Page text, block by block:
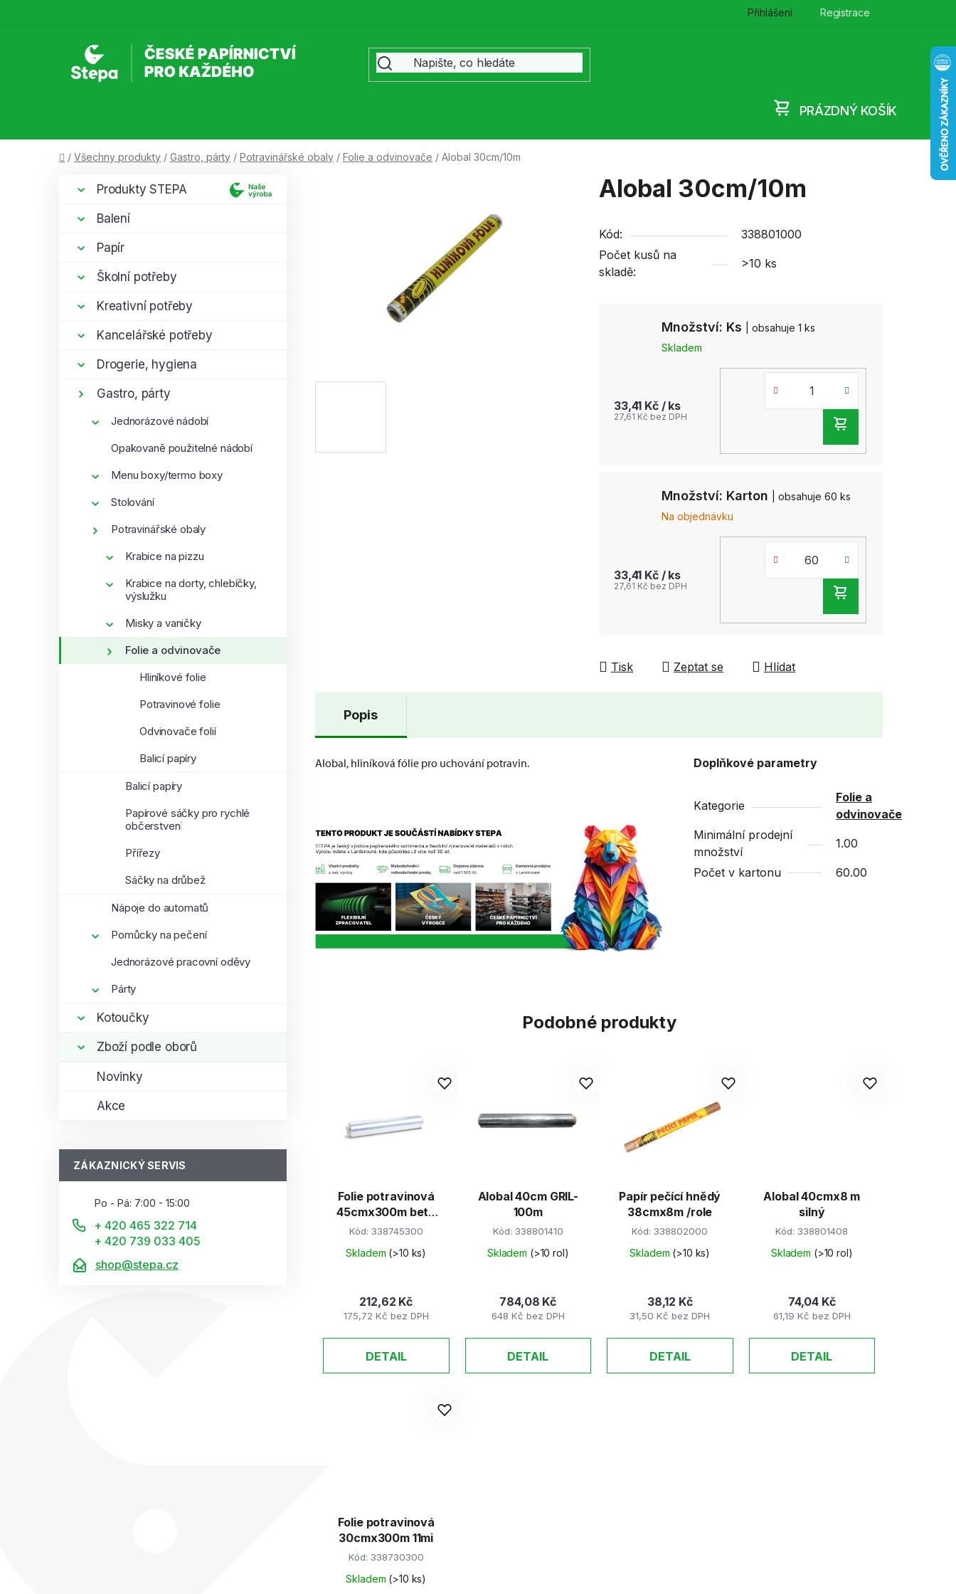
Přihlášení Registrace
PRÁZDNÝ KOŠÍK
Domů
/ Všechny produkty / Gastro, párty / Potravinářské obaly / Folie a odvinovače / Alobal 30cm/10m
Přeskočit
kategorie
Produkty STEPA
Balení
Papír
Školní potřeby
Kreativní potřeby
Kancelářské potřeby
Drogerie, hygiena
Gastro, párty
Jednorázové nádobí
Opakovaně použitelné nádobí
Menu boxy/termo boxy
Stolování
Potravinářské obaly
Krabice na pizzu
Krabice na dorty, chlebíčky,
výslužku
Misky a vaničky
Folie a odvinovače
Hliníkové folie
Potravinové folie
Odvinovače folií
Balicí papíry
Balicí papíry
Papírové sáčky pro rychlé
občerstvení
Přířezy
Sáčky na drůbež
Nápoje do automatů
Pomůcky na pečení
Jednorázové pracovní oděvy
Párty
Kotoučky
Zboží podle oborů
Novinky
Akce
ZÁKAZNICKÝ SERVIS
Po - Pá: 7:00 - 15:00
+ 420 465 322 714
+ 420 739 033 405
shop@stepa.cz
Alobal 30cm/10m
Množství: Ks
| obsahuje 1 ks
Skladem
33,41 Kč / ks
27,61 Kč bez DPH
KOŠÍKU
Množství: Karton
| obsahuje 60 ks
Na objednávku
33,41 Kč / ks
27,61 Kč bez DPH
KOŠÍKU
Kód:
338801000
Počet kusů na
skladě:
>10 ks
Tisk Zeptat se Hlídat
Popis
Alobal, hliníková fólie pro uchování potravin. Doplňkové parametry
Kategorie
Folie a
odvinovače
Minimální prodejní
množství
1.00
Počet v kartonu 60.00
Podobné produkty
Folie potravinová
45cmx300m beta
11mi
Kód: 338745300
Skladem (>10 ks)
175,72 Kč bez DPH
212,62 Kč
DETAIL
Alobal 40cm GRIL-
100m
Kód: 338801410
Skladem (>10 rol)
648 Kč bez DPH
784,08 Kč
DETAIL
Papír pečící hnědý
38cmx8m /role
Kód:338802000
Skladem (>10 ks)
31,50 Kč bez DPH
38,12 Kč
DETAIL
Alobal 40cmx8 m
silný
Kód:338801408
Skladem (>10 rol)
61,19 Kč bez DPH
74,04 Kč
DETAIL
Folie potravinová
30cmx300m 11mi
Kód: 338730300
Skladem (>10 ks)